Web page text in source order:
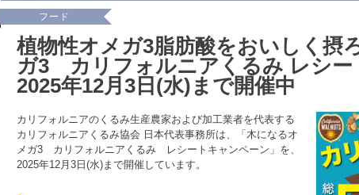
フード
植物性オメガ3脂肪酸をおいしく摂
ガ3 カリフォルニアくるみ レシー
2025年12月3日(水)まで開催中
カリフォルニアのくるみ生産農家および加工業者を代表する
カリフォルニアくるみ協会 日本代表事務所は、「木になるオ
メガ3 カリフォルニアくるみ レシートキャンペーン」を、
2025年12月3日(水)まで開催しています。